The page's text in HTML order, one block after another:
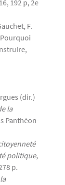
192 p, 2e
F.
(dir.)
la
Panthéon-
politique,
p.